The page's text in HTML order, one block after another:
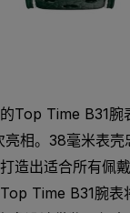
Top Time B31腕
亮相。38毫米表
造出适合所有佩戴
Time B31腕表